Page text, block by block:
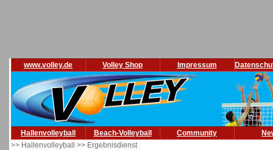
www.volley.de Volley Shop Impressum
Hallenvolleyball Beach-Volleyball Community
>> Hallenvolleyball >> Ergebnisdienst